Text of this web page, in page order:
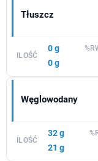
Tłuszcz
0 g
0 g
Węglowodany
32 g
21 g